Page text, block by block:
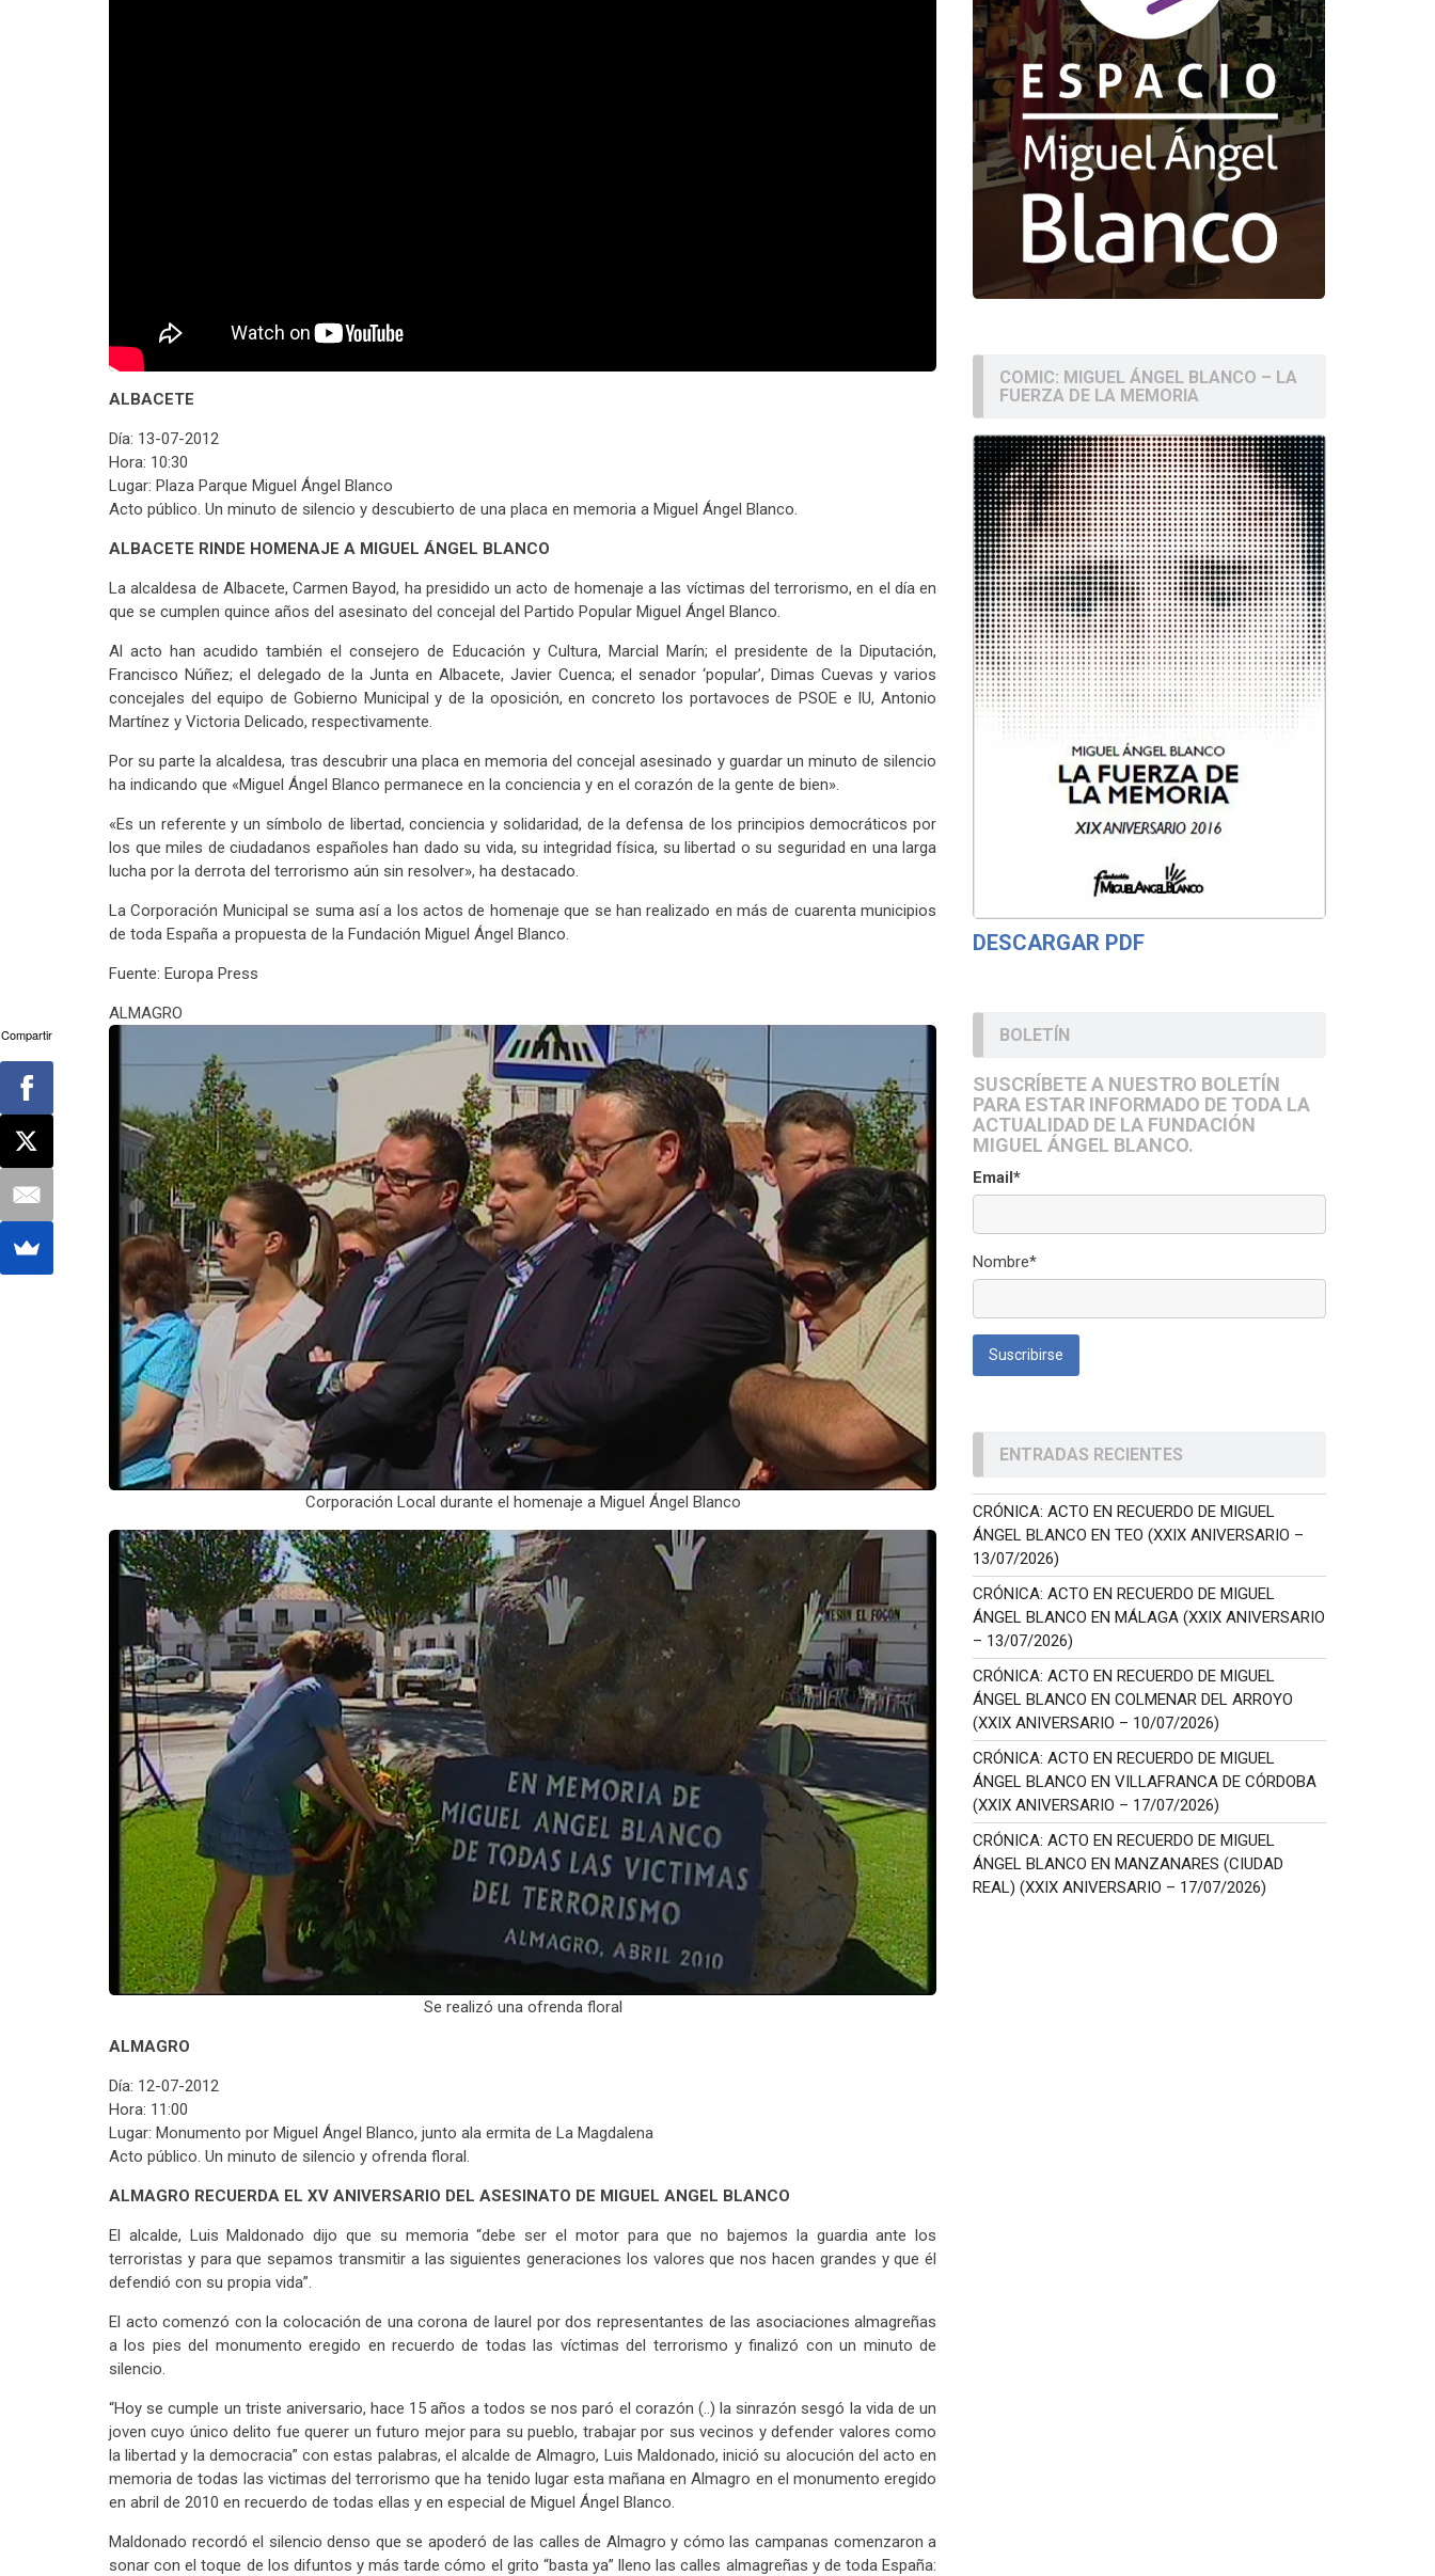
ALBACETE
Día: 13-07-2012
Hora: 10:30
Lugar: Plaza Parque Miguel Ángel Blanco
Acto público. Un minuto de silencio y descubierto de una placa en memoria a Miguel Ángel Blanco.
ALBACETE RINDE HOMENAJE A MIGUEL ÁNGEL BLANCO
La alcaldesa de Albacete, Carmen Bayod, ha presidido un acto de homenaje a las víctimas del terrorismo, en el día en
que se cumplen quince años del asesinato del concejal del Partido Popular Miguel Ángel Blanco.
Al acto han acudido también el consejero de Educación y Cultura, Marcial Marín; el presidente de la Diputación,
Francisco Núñez; el delegado de la Junta en Albacete, Javier Cuenca; el senador ‘popular’, Dimas Cuevas y varios
concejales del equipo de Gobierno Municipal y de la oposición, en concreto los portavoces de PSOE e IU, Antonio
Martínez y Victoria Delicado, respectivamente.
Por su parte la alcaldesa, tras descubrir una placa en memoria del concejal asesinado y guardar un minuto de silencio
ha indicando que «Miguel Ángel Blanco permanece en la conciencia y en el corazón de la gente de bien».
«Es un referente y un símbolo de libertad, conciencia y solidaridad, de la defensa de los principios democráticos por
los que miles de ciudadanos españoles han dado su vida, su integridad física, su libertad o su seguridad en una larga
lucha por la derrota del terrorismo aún sin resolver», ha destacado.
La Corporación Municipal se suma así a los actos de homenaje que se han realizado en más de cuarenta municipios
de toda España a propuesta de la Fundación Miguel Ángel Blanco.
Fuente: Europa Press
ALMAGRO
Corporación Local durante el homenaje a Miguel Ángel Blanco
Se realizó una ofrenda floral
ALMAGRO
Día: 12-07-2012
Hora: 11:00
Lugar: Monumento por Miguel Ángel Blanco, junto ala ermita de La Magdalena
Acto público. Un minuto de silencio y ofrenda floral.
ALMAGRO RECUERDA EL XV ANIVERSARIO DEL ASESINATO DE MIGUEL ANGEL BLANCO
El alcalde, Luis Maldonado dijo que su memoria “debe ser el motor para que no bajemos la guardia ante los
terroristas y para que sepamos transmitir a las siguientes generaciones los valores que nos hacen grandes y que él
defendió con su propia vida”.
El acto comenzó con la colocación de una corona de laurel por dos representantes de las asociaciones almagreñas
a los pies del monumento eregido en recuerdo de todas las víctimas del terrorismo y finalizó con un minuto de
silencio.
“Hoy se cumple un triste aniversario, hace 15 años a todos se nos paró el corazón (..) la sinrazón sesgó la vida de un
joven cuyo único delito fue querer un futuro mejor para su pueblo, trabajar por sus vecinos y defender valores como
la libertad y la democracia” con estas palabras, el alcalde de Almagro, Luis Maldonado, inició su alocución del acto en
memoria de todas las victimas del terrorismo que ha tenido lugar esta mañana en Almagro en el monumento eregido
en abril de 2010 en recuerdo de todas ellas y en especial de Miguel Ángel Blanco.
Maldonado recordó el silencio denso que se apoderó de las calles de Almagro y cómo las campanas comenzaron a
sonar con el toque de los difuntos y más tarde cómo el grito “basta ya” lleno las calles almagreñas y de toda España:
COMIC: MIGUEL ÁNGEL BLANCO – LA
FUERZA DE LA MEMORIA
DESCARGAR PDF
BOLETÍN
SUSCRÍBETE A NUESTRO BOLETÍN
PARA ESTAR INFORMADO DE TODA LA
ACTUALIDAD DE LA FUNDACIÓN
MIGUEL ÁNGEL BLANCO.
Email*
Nombre*
ENTRADAS RECIENTES
CRÓNICA: ACTO EN RECUERDO DE MIGUEL
ÁNGEL BLANCO EN TEO (XXIX ANIVERSARIO –
13/07/2026)
CRÓNICA: ACTO EN RECUERDO DE MIGUEL
ÁNGEL BLANCO EN MÁLAGA (XXIX ANIVERSARIO
– 13/07/2026)
CRÓNICA: ACTO EN RECUERDO DE MIGUEL
ÁNGEL BLANCO EN COLMENAR DEL ARROYO
(XXIX ANIVERSARIO – 10/07/2026)
CRÓNICA: ACTO EN RECUERDO DE MIGUEL
ÁNGEL BLANCO EN VILLAFRANCA DE CÓRDOBA
(XXIX ANIVERSARIO – 17/07/2026)
CRÓNICA: ACTO EN RECUERDO DE MIGUEL
ÁNGEL BLANCO EN MANZANARES (CIUDAD
REAL) (XXIX ANIVERSARIO – 17/07/2026)
Compartir